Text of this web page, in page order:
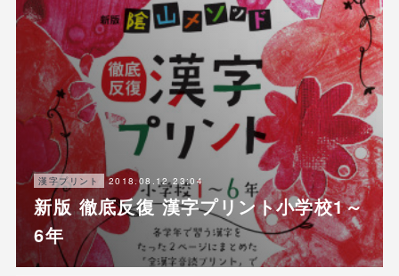
漢字プリント 2018.08.12 23:04
新版 徹底反復 漢字プリント小学校1～
6年